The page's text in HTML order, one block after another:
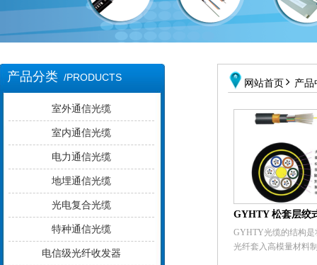
室外通信光缆
室内通信光缆
电力通信光缆
地埋通信光缆
光电复合光缆
特种通信光缆
电信级光纤收发器
产品分类 /PRODUCTS
网站首页  产品
GYHTY光缆的结构是
光纤套入高模量材料